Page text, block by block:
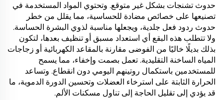
حدوث تشنجات بشكل غير متوقع. وتحتوي المواد المستخدمة في
تصنيعها على خصائص مضادة للحساسية، مما يقلل من خطر
حدوث ردود فعل جلدية، ويجعلها مناسبة لذوي البشرة الحساسة.
ولا تتطلب هذه البقع أي استعداد مسبق أو تنظيف بعدها، لتكون
بذلك بديلًا خاليًا من الفوضى مقارنة بالمقاعد الكهربائية أو زجاجات
المياه الساخنة التقليدية. تعمل بصمت وإخفاء، مما يسمح
للمستخدمين باستكمال روتينهم اليومي دون انقطاع. وتساعد
الحرارة الثابتة على استرخاء العضلات وتحسين الدورة الدموية، ما
قد يؤدي إلى تقليل الحاجة إلى تناول مسكنات الألم.